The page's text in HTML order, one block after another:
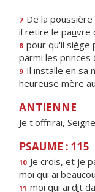
7 De la poussière
il retire le pauvre
8 pour qu'il siège
parmi les princes
9 Il installe en sa
heureuse mère
ANTIENNE
Je t'offrirai,
PSAUME : 115
10 Je crois, et je p
moi qui ai beaucou
11 moi qui ai dit